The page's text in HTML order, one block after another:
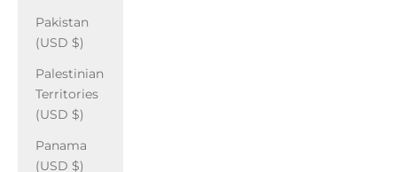
Pakistan
(USD $)
Palestinian
Territories
(USD $)
Panama
(USD $)